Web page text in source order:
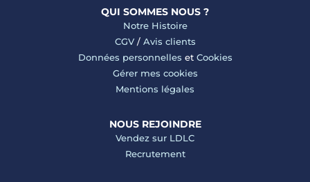
QUI SOMMES NOUS ?
Notre Histoire
CGV/ Avis clients
Données personnelles et Cookies
Gérer mes cookies
Mentions légales
NOUS REJOINDRE
Vendez sur LDLC
Recrutement